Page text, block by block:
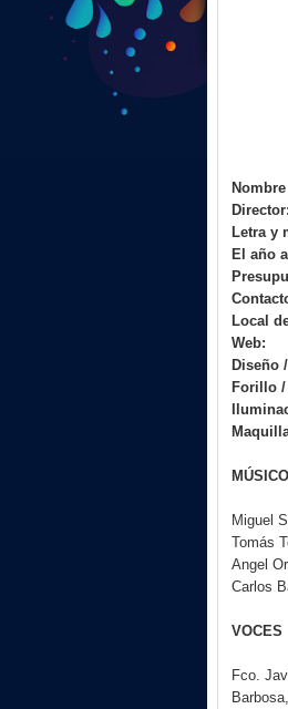
Director:
Letra y
El año
Local
Web:
Diseño
Forillo /
Miguel
Tomás
Angel
Carlos
VOCES
Fco.
Barbosa,